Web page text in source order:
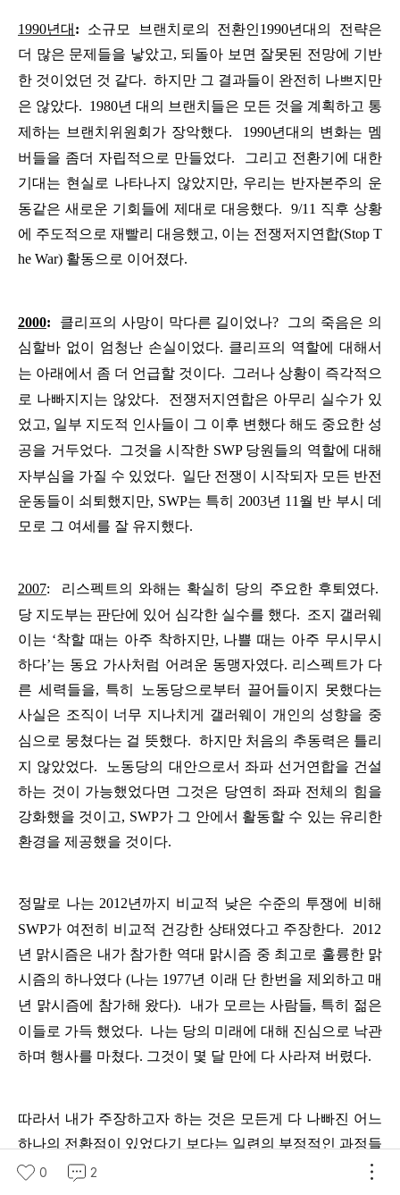
1990년대 : 소규모 브랜치로의 전환인1990년대의
전략은
더 많은 문제들을 낳았고, 되돌아 보면 잘못된 전망에 기반
한 것이었던 것 같다. 하지만 그 결과들이 완전히 나쁘지만
은 않았다. 1980년 대의 브랜치들은 모든 것을 계획하고 통
제하는 브랜치위원회가 장악했다. 1990년대의 변화는 멤
버들을 좀더 자립적으로 만들었다. 그리고 전환기에 대한
기대는 현실로 나타나지 않았지만, 우리는 반자본주의
운
동같은 새로운 기회들에 제대로 대응했다. 9/11 직후 상황
에 주도적으로 재빨리 대응했고, 이는 전쟁저지연합(Stop T
he War) 활동으로 이어졌다.
2000: 클리프의 사망이 막다른 길이었나? 그의 죽음은 의
심할바 없이 엄청난 손실이었다. 클리프의 역할에
대해서
는 아래에서 좀 더 언급할 것이다. 그러나 상황이
즉각적으
로 나빠지지는 않았다. 전쟁저지연합은 아무리 실수가 있
었고, 일부 지도적 인사들이 그 이후 변했다 해도 중요한 성
공을 거두었다. 그것을 시작한 SWP 당원들의 역할에 대해
자부심을 가질 수 있었다. 일단 전쟁이 시작되자 모든 반전
운동들이
쇠퇴했지만, SWP는 특히 2003년 11 월 반 부시 데
모로 그 여세를 잘 유지했다.
2007: 리스펙트의 와해는 확실히 당의 주요한 후퇴였다.
당 지도부는 판단에 있어 심각한 실수를 했다. 조지
갤러웨
이는 ‘착할 때는 아주 착하지만, 나쁠 때는 아주 무시무시
하다’는 동요 가사처럼 어려운 동맹자였다. 리스펙트가 다
른 세력들을, 특히 노동당으로부터 끌어들이지
못했다는
사실은 조직이 너무 지나치게 갤러웨이 개인의 성향을 중
심으로 뭉쳤다는 걸 뜻했다. 하지만 처음의 추동력은 틀리
지
않았었다. 노동당의 대안으로서 좌파 선거연합을 건설
하는 것이 가능했었다면 그것은 당연히 좌파 전체의
힘을
강화했을 것이고, SWP가 그 안에서 활동할 수 있는 유리한
환경을 제공했을 것이다.
정말로 나는 2012년까지 비교적 낮은 수준의 투쟁에
비해
SWP가 여전히 비교적 건강한 상태였다고 주장한다.
2012
년 맑시즘은 내가 참가한 역대 맑시즘 중 최고로 훌륭한 맑
시즘의 하나였다 (나는 1977년 이래 단 한번을 제외하고 매
년 맑시즘에 참가해 왔다). 내가 모르는 사람들, 특히
젊은
이들로 가득 했었다. 나는 당의 미래에 대해 진심으로 낙관
하며 행사를 마쳤다. 그것이 몇 달 만에 다 사라져 버렸다.
따라서 내가 주장하고자 하는 것은 모든게 다 나빠진 어느
하나의 전환점이 있었다기 보다는 일련의 부정적인 과정들
이 계속됐고,
때로는
0 2